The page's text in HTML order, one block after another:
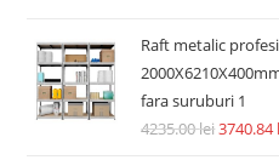
Raft metalic
fara suruburi 1
4235.00lei3740.84